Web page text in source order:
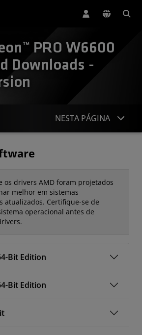
PRO W6600
Downloads -
NESTA PÁGINA
os drivers AMD foram projetados
melhor em sistemas
atualizados. Certifique-se de
operacional antes de
Bit Edition
Bit Edition